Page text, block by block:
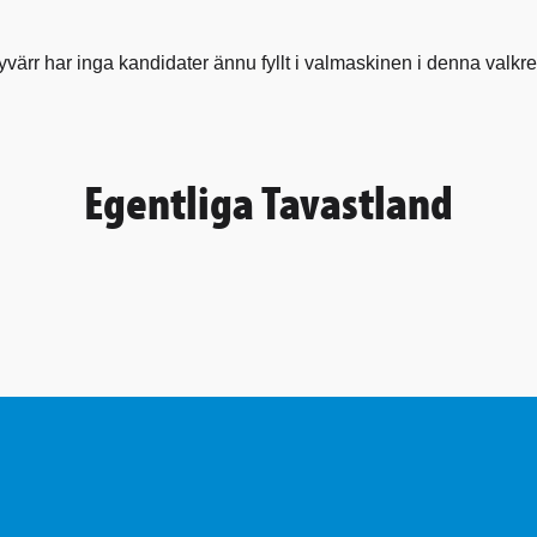
har inga kandidater ännu fyllt i valmaskinen i denna
Egentliga Tavastland